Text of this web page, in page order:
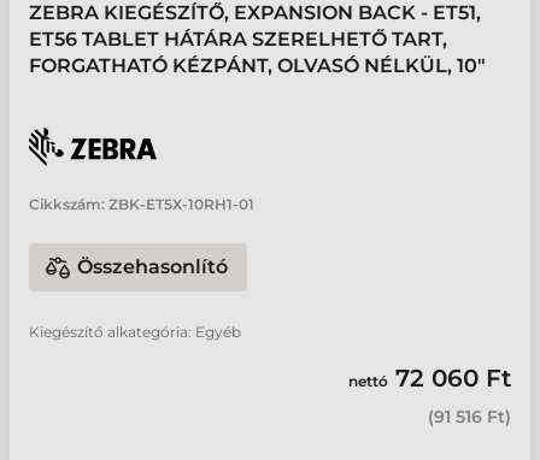
ZEBRA KIEGÉSZÍTŐ, EXPANSION BACK - ET51,
ET56 TABLET HÁTÁRA SZERELHETŐ TART,
FORGATHATÓ KÉZPÁNT, OLVASÓ NÉLKÜL, 10"
Cikkszám: ZBK-ET5X-10RH1-01
Összehasonlító
Kiegészítő alkategória: Egyéb
nettó 72 060 Ft
(91 516 Ft)